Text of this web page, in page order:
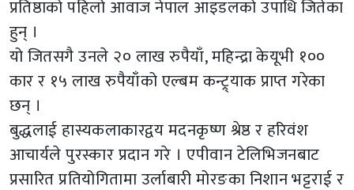
प्रतिष्ठाको पहिलो आवाज नेपाल आइडलको उपाधि जितेका
हुन् ।
यो जितसगै उनले २० लाख रुपैयाँ, महिन्द्रा केयूभी १००
कार र १५ लाख रुपैयाँको एल्बम कन्ट्र्याक प्राप्त गरेका
छन् ।
बुद्धलाई हास्यकलाकारद्वय मदनकृष्ण श्रेष्ठ र हरिवंश
आचार्यले पुरस्कार प्रदान गरे । एपीवान टेलिभिजनबाट
प्रसारित प्रतियोगितामा उर्लाबारी मोरङका निशान भट्टराई र